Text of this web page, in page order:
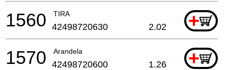
TIRA +
1560 42498720630 2.02
Arandela +
1570 42498720600 1.26